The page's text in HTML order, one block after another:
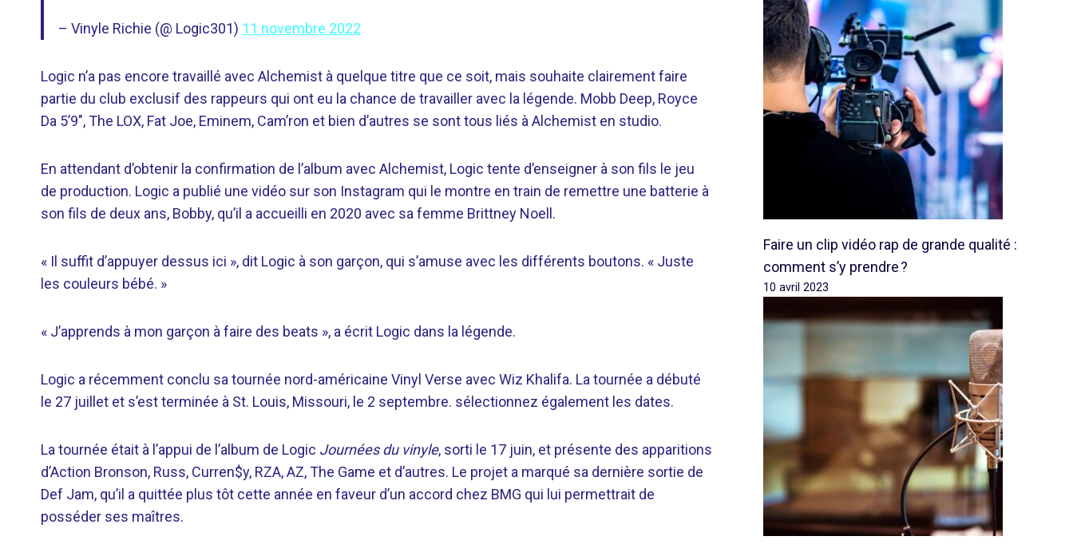
– Vinyle Richie (@ Logic301) 11 novembre 2022
Logic n’a pas encore travaillé avec Alchemist à quelque titre que ce soit, mais souhaite clairement faire
partie du club exclusif des rappeurs qui ont eu la chance de travailler avec la légende. Mobb Deep, Royce
Da 5’9″, The LOX, Fat Joe, Eminem, Cam’ron et bien d’autres se sont tous liés à Alchemist en studio.
En attendant d’obtenir la confirmation de l’album avec Alchemist, Logic tente d’enseigner à son fils le jeu
de production. Logic a publié une vidéo sur son Instagram qui le montre en train de remettre une batterie à
son fils de deux ans, Bobby, qu’il a accueilli en 2020 avec sa femme Brittney Noell.
« Il suffit d’appuyer dessus ici », dit Logic à son garçon, qui s’amuse avec les différents boutons. « Juste
les couleurs bébé. »
« J’apprends à mon garçon à faire des beats », a écrit Logic dans la légende.
Logic a récemment conclu sa tournée nord-américaine Vinyl Verse avec Wiz Khalifa. La tournée a débuté
le 27 juillet et s’est terminée à St. Louis, Missouri, le 2 septembre. sélectionnez également les dates.
La tournée était à l’appui de l’album de Logic Journées du vinyle, sorti le 17 juin, et présente des apparitions
d’Action Bronson, Russ, Curren$y, RZA, AZ, The Game et d’autres. Le projet a marqué sa dernière sortie de
Def Jam, qu’il a quittée plus tôt cette année en faveur d’un accord chez BMG qui lui permettrait de
posséder ses maîtres.
Faire un clip vidéo rap de grande qualité :
comment s’y prendre ?
10 avril 2023